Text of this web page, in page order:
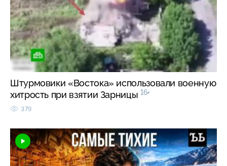
Штурмовики «Востока» использовали военную
хитрость при взятии Зарницы 16+
379